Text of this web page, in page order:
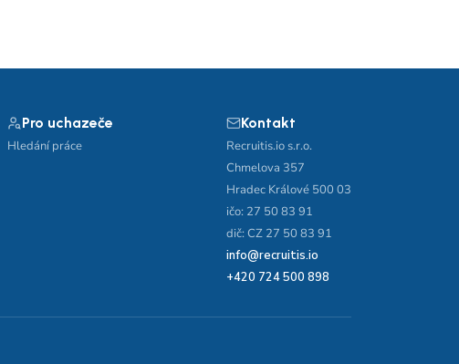
Pro uchazeče
Hledání práce
Kontakt
Recruitis.io s.r.o.
Chmelova 357
Hradec Králové 500 03
ičo: 27 50 83 91
dič: CZ 27 50 83 91
info@recruitis.io
+420 724 500 898